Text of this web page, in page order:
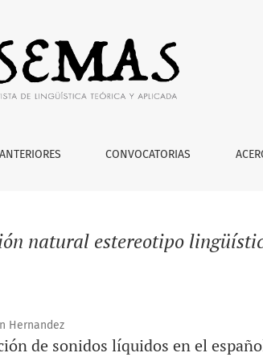
CONVOCATORIAS
natural estereotipo
Hernandez
de sonidos líquidos en el